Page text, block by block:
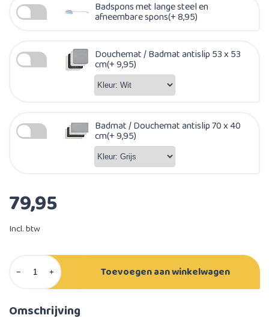
Badspons met lange steel en
afneembare spons(+ 8,95)
Douchemat / Badmat antislip 53 x 53
cm(+ 9,95)
Badmat / Douchemat antislip 70 x 40
cm(+ 9,95)
79,95
Incl. btw
− + Toevoegen aan winkelwagen
Omschrijving